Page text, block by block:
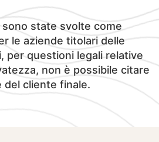
state svolte come
le aziende titolari delle
per questioni legali relative
non è possibile citare
del cliente finale.